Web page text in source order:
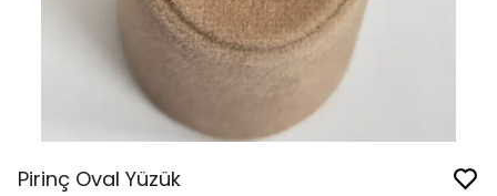
Pirinç Oval Yüzük